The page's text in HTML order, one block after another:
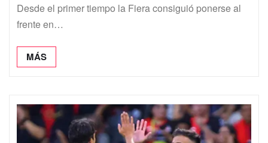
Desde el primer tiempo la Fiera consiguió ponerse al
frente en…
MÁS